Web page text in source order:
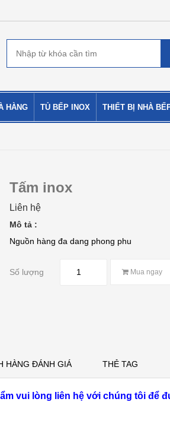
HÀNG TỦ BẾP INOX THIẾT BỊ NHÀ
Tấm inox
Liên hệ
Mô tả :
Nguồn hàng đa dang phong phu
Số lượng Mua ngay
HÀNG ĐÁNH GIÁ THẺ TAG
vui lòng liên hệ với chúng tôi để